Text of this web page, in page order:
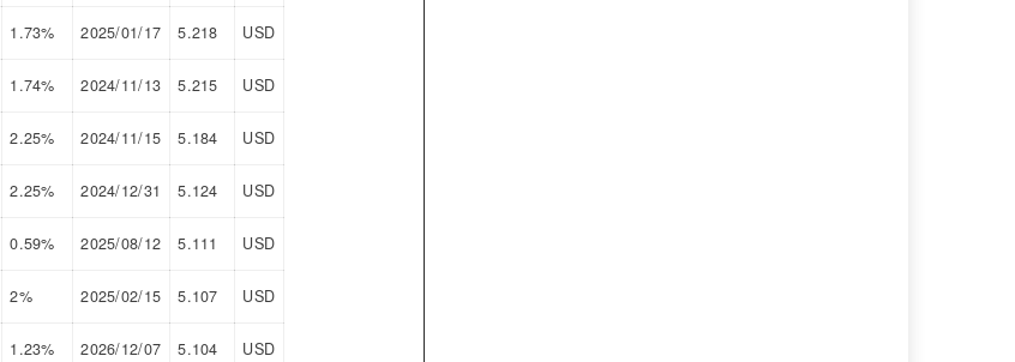
1.73% 2025/01/17 5.218 USD
1.74% 2024/11/13 5.215 USD
2.25% 2024/11/15 5.184 USD
2.25% 2024/12/31 5.124 USD
0.59% 2025/08/12 5.111 USD
2% 2025/02/15 5.107 USD
1.23% 2026/12/07 5.104 USD